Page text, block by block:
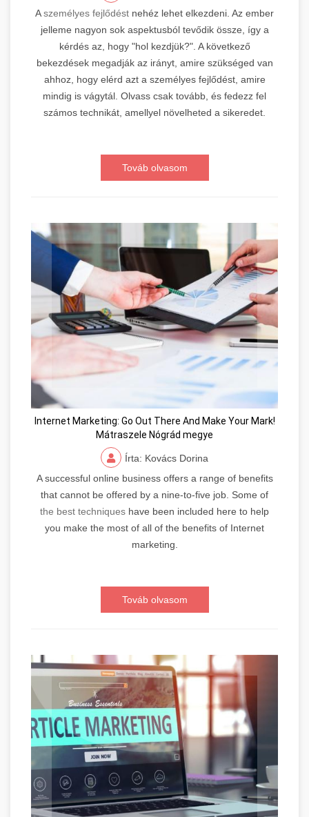
Aszemélyes fejlődést nehéz lehet elkezdeni. Az ember
jelleme nagyon sok aspektusból tevődik össze, így a
kérdés az, hogy "hol kezdjük?". A következő
bekezdések megadják az irányt, amire szükséged van
ahhoz, hogy elérd azt a személyes fejlődést, amire
mindig is vágytál. Olvass csak tovább, és fedezz fel
számos technikát, amellyel növelheted a sikeredet.
Továb olvasom
Internet Marketing: Go Out There And Make Your Mark!
Mátraszele Nógrád megye
Írta: Kovács Dorina
A successful online business offers a range of benefits
that cannot be offered by a nine-to-five job. Some of
the best techniques have been included here to help
you make the most of all of the benefits of Internet
marketing.
Továb olvasom